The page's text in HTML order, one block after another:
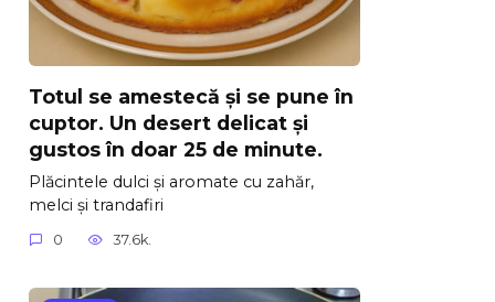
Totul se amestecă și se pune în
cuptor. Un desert delicat și
gustos în doar 25 de minute.
Plăcintele dulci și aromate cu zahăr,
melci și trandafiri
0 37.6k.